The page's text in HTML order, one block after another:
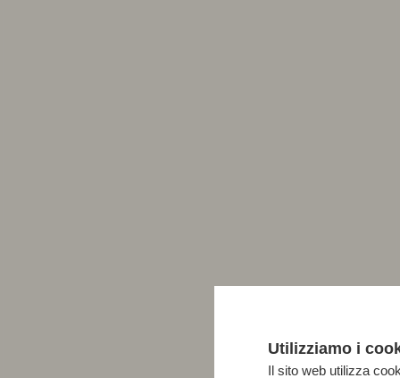
Utilizziamo i
Il sito web utilizza